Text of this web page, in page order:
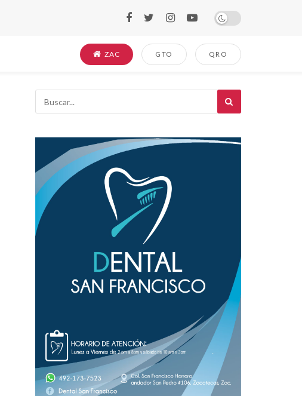
ZAC GTO QRO